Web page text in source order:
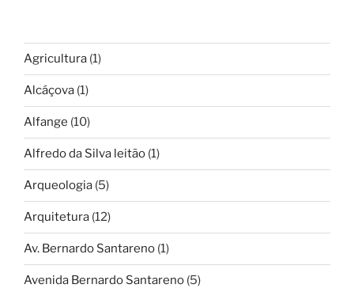
Agricultura (1)
Alcáçova (1)
Alfange (10)
Alfredo da Silva leitão (1)
Arqueologia (5)
Arquitetura (12)
Av. Bernardo Santareno (1)
Avenida Bernardo Santareno (5)